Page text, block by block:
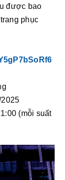
được bao
phục
(mỗi suất